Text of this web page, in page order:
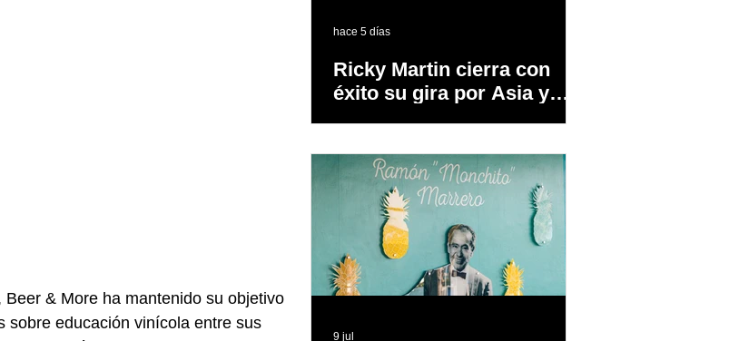
& More ha mantenido su objetivo
sobre educación vinícola entre sus
Ricky Martin cierra con
éxito su gira por Asia y
hace 5 días
9 jul